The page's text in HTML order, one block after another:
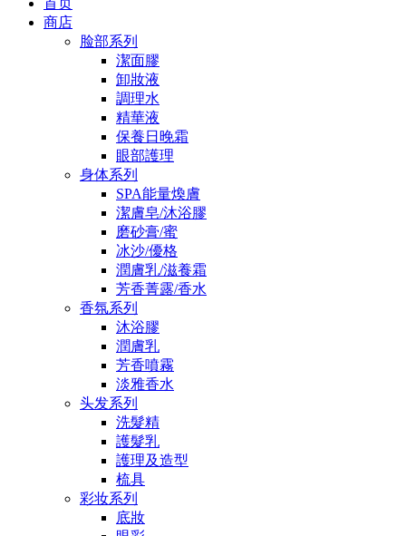
商店
脸部系列
潔面膠
卸妝液
調理水
精華液
保養日晚霜
眼部護理
身体系列
SPA能量煥膚
潔膚皂/沐浴膠
磨砂膏/蜜
冰沙/優格
潤膚乳/滋養霜
芳香菁露/香水
香氛系列
沐浴膠
潤膚乳
芳香噴霧
淡雅香水
头发系列
洗髮精
護髮乳
護理及造型
梳具
彩妆系列
底妝